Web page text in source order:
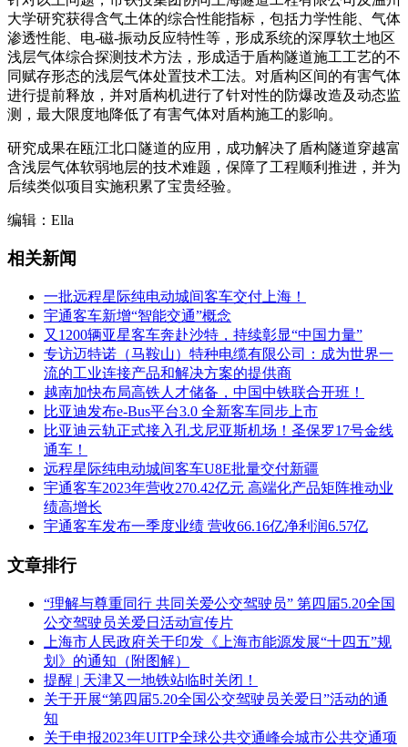
大学研究获得含气土体的综合性能指标，包括力学性能、气体
渗透性能、电-磁-振动反应特性等，形成系统的深厚软土地区
浅层气体综合探测技术方法，形成适于盾构隧道施工工艺的不
同赋存形态的浅层气体处置技术工法。对盾构区间的有害气体
进行提前释放，并对盾构机进行了针对性的防爆改造及动态监
测，最大限度地降低了有害气体对盾构施工的影响。
研究成果在瓯江北口隧道的应用，成功解决了盾构隧道穿越富
含浅层气体软弱地层的技术难题，保障了工程顺利推进，并为
后续类似项目实施积累了宝贵经验。
编辑：Ella
相关新闻
一批远程星际纯电动城间客车交付上海！
宇通客车新增“智能交通”概念
又1200辆亚星客车奔赴沙特，持续彰显“中国力量”
专访迈特诺（马鞍山）特种电缆有限公司：成为世界一
流的工业连接产品和解决方案的提供商
越南加快布局高铁人才储备，中国中铁联合开班！
比亚迪发布e-Bus平台3.0 全新客车同步上市
比亚迪云轨正式接入孔戈尼亚斯机场！圣保罗17号金线
通车！
远程星际纯电动城间客车U8E批量交付新疆
宇通客车2023年营收270.42亿元 高端化产品矩阵推动业
绩高增长
宇通客车发布一季度业绩 营收66.16亿净利润6.57亿
文章排行
“理解与尊重同行 共同关爱公交驾驶员” 第四届5.20全国
公交驾驶员关爱日活动宣传片
上海市人民政府关于印发《上海市能源发展“十四五”规
划》的通知（附图解）
提醒 | 天津又一地铁站临时关闭！
关于开展“第四届5.20全国公交驾驶员关爱日”活动的通
知
关于申报2023年UITP全球公共交通峰会城市公共交通项